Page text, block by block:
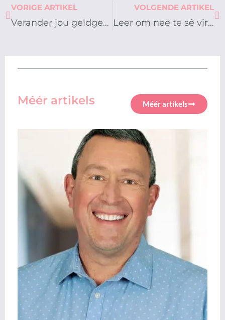
Prev
VORIGE ARTIKEL
Verander jou geldgewoontes vir ’n suksesvolle finansiële toekoms
VOLGENDE ARTIKEL
Leer om nee te sê vir oorspandeer
Méér artikels Méér artikels